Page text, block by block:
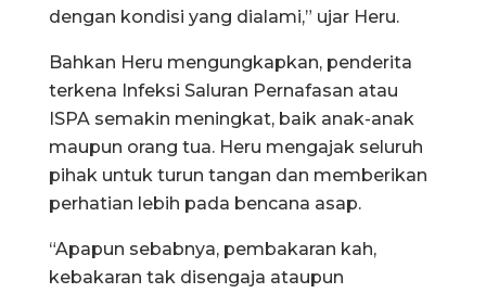
dengan kondisi yang dialami,” ujar Heru.
Bahkan Heru mengungkapkan, penderita
terkena Infeksi Saluran Pernafasan atau
ISPA semakin meningkat, baik anak-anak
maupun orang tua. Heru mengajak seluruh
pihak untuk turun tangan dan memberikan
perhatian lebih pada bencana asap.
“Apapun sebabnya, pembakaran kah,
kebakaran tak disengaja ataupun